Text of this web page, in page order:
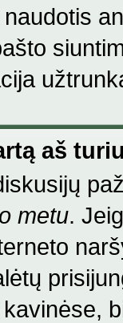
aš
metu.